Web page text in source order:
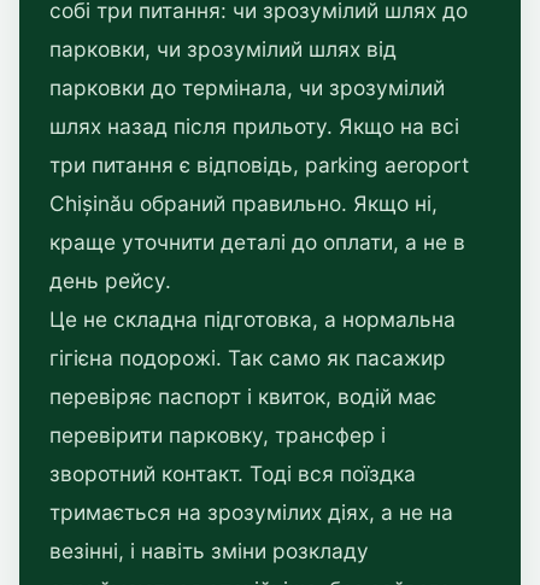
собі три питання: чи зрозумілий шлях до
парковки, чи зрозумілий шлях від
парковки до термінала, чи зрозумілий
шлях назад після прильоту. Якщо на всі
три питання є відповідь, parking aeroport
Chișinău обраний правильно. Якщо ні,
краще уточнити деталі до оплати, а не в
день рейсу.
Це не складна підготовка, а нормальна
гігієна подорожі. Так само як пасажир
перевіряє паспорт і квиток, водій має
перевірити парковку, трансфер і
зворотний контакт. Тоді вся поїздка
тримається на зрозумілих діях, а не на
везінні, і навіть зміни розкладу